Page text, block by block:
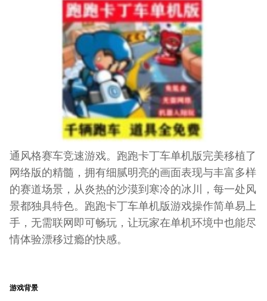
通风格赛车竞速游戏。跑跑卡丁车单机版完美移植了
网络版的精髓，拥有细腻明亮的画面表现与丰富多样
的赛道场景，从炎热的沙漠到寒冷的冰川，每一处风
景都独具特色。跑跑卡丁车单机版游戏操作简单易上
手，无需联网即可畅玩，让玩家在单机环境中也能尽
情体验漂移过瘾的快感。
游戏背景